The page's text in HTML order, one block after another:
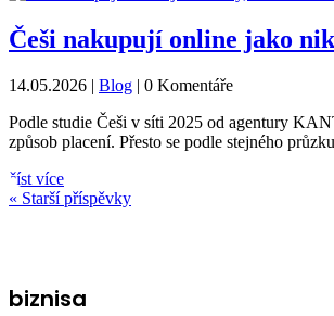
Češi nakupují online jako
14.05.2026 | Blog | 0 Komentáře
Podle studie Češi v síti 2025 od agentury
způsob placení. Přesto se podle stejného
číst více
« Starší příspěvky
biznisa